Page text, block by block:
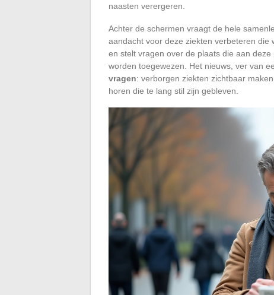
naasten verergeren.
Achter de schermen vraagt de hele
aandacht voor deze ziekten verbeteren die
en stelt vragen over de plaats die aan
worden toegewezen. Het nieuws, ver van
vragen: verborgen ziekten zichtbaar
horen die te lang stil zijn gebleven.